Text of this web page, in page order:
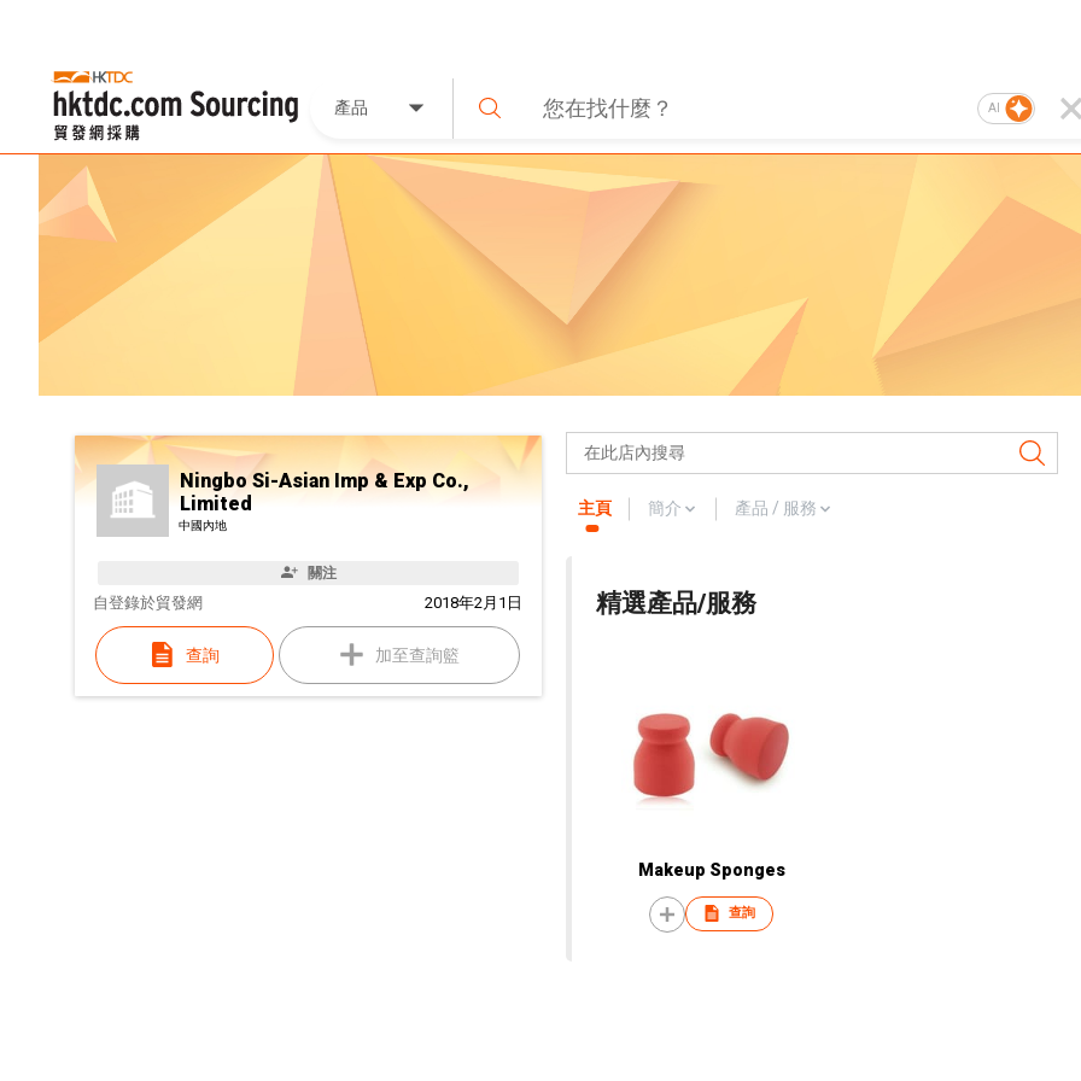
產品 AI
Ningbo Si-Asian Imp & Exp Co.,
Limited
中國內地
關注
自 2018年2月1日
登錄於貿發網
查詢 加至查詢籃
主頁 簡介 產品 / 服務
精選產品/服務
Makeup Sponges
查詢